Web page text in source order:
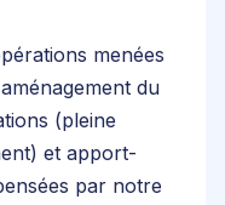
menées
du
(pleine
et apport-
par notre